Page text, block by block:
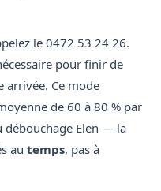
le 0472 53 24 26.
pour finir de
arrivée. Ce mode
de 60 à 80 % par
débouchage Elen — la
au temps, pas à